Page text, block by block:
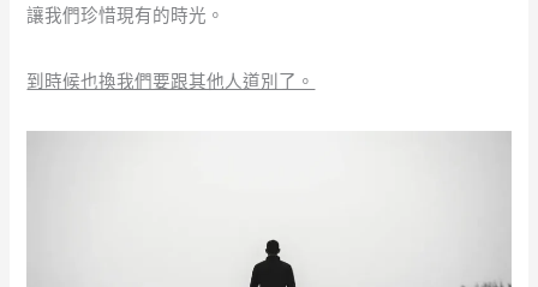
讓我們珍惜現有的時光。
到時候也換我們要跟其他人道別了。